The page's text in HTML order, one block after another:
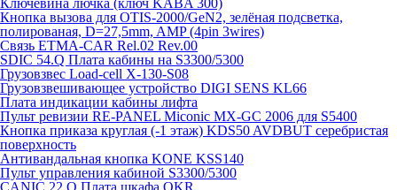
Ключевина лючка (ключ KABA 300)
Кнопка вызова для OTIS-2000/GeN2, зелёная подсветка,
полированая, D=27,5mm, AMP (4pin 3wires)
Связь ETMA-CAR Rel.02 Rev.00
SDIC 54.Q Плата кабины на S3300/5300
Грузовзвес Load-cell X-130-S08
Грузовзвешивающее устройство DIGI SENS KL66
Плата индикации кабины лифта
Пульт ревизии RE-PANEL Miconic MX-GC 2006 для S5400
Кнопка приказа круглая (-1 этаж) KDS50 AVDBUT серебристая
поверхность
Антивандальная кнопка KONE KSS140
Пульт управления кабиной S3300/5300
CANIC 22.Q Плата шкафа OKR